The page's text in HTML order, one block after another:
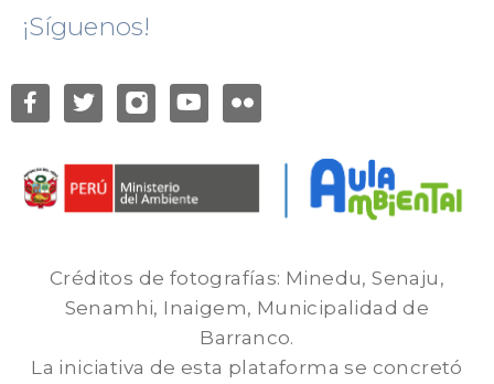
¡Síguenos!
Créditos de fotografías: Minedu, Senaju,
Senamhi, Inaigem, Municipalidad de
Barranco.
La iniciativa de esta plataforma se concretó